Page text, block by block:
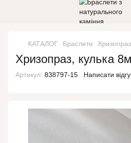
КАТАЛОГ Браслети
Хризопраз, кулька
Артикул: 838797-15 Написати